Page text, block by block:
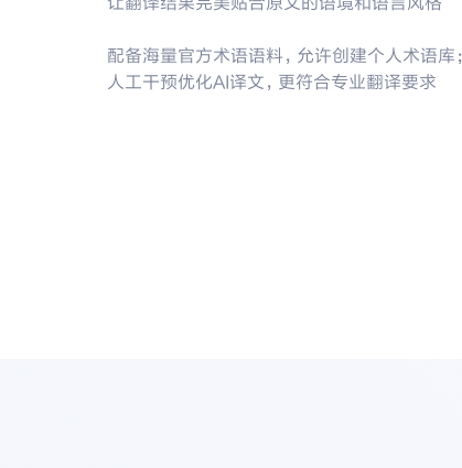
配备海量官方术语语料，允许创建个人术语库；
人工干预优化AI译文，更符合专业翻译要求